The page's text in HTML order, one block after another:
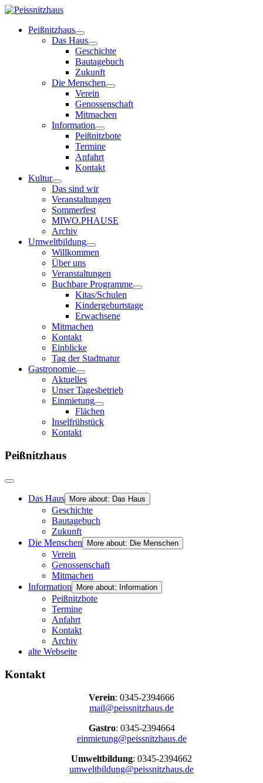
Peißnitzhaus
Das Haus
Geschichte
Bautagebuch
Zukunft
Die Menschen
Verein
Genossenschaft
Mitmachen
Information
Peißnitzbote
Termine
Anfahrt
Kontakt
Kultur
Das sind wir
Veranstaltungen
Sommerfest
MIWO.PHAUSE
Archiv
Umweltbildung
Willkommen
Über uns
Veranstaltungen
Buchbare Programme
Kitas/Schulen
Kindergeburtstage
Erwachsene
Mitmachen
Kontakt
Einblicke
Tag der Stadtnatur
Gastronomie
Aktuelles
Unser Tagesbetrieb
Einmietung
Flächen
Inselfrühstück
Kontakt
Peißnitzhaus
Das Haus More about: Das Haus
Geschichte
Bautagebuch
Zukunft
Die Menschen
More about: Die Menschen
Verein
Genossenschaft
Mitmachen
Information
More about: Information
Peißnitzbote
Termine
Anfahrt
Kontakt
Archiv
alte Webseite
Kontakt
Verein: 0345-2394666
mail@peissnitzhaus.de
Gastro: 0345-2394664
einmietung@peissnitzhaus.de
Umweltbildung: 0345-2394662
umweltbildung@peissnitzhaus.de